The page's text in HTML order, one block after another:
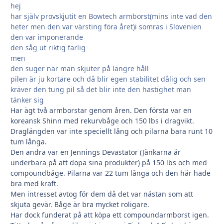
hej
har själv provskjutit en Bowtech armborst(mins inte vad den
heter men den var värsting föra året)i somras i Slovenien
den var imponerande
den såg ut riktig farlig
men
den suger när man skjuter på längre håll
pilen är ju kortare och då blir egen stabilitet dålig och sen
kräver den tung pil så det blir inte den hastighet man
tänker sig
Har ägt två armborstar genom åren. Den första var en
koreansk Shinn med rekurvbåge och 150 lbs i dragvikt.
Draglängden var inte speciellt lång och pilarna bara runt 10
tum långa.
Den andra var en Jennings Devastator (Jänkarna är
underbara på att döpa sina produkter) på 150 lbs och med
compoundbåge. Pilarna var 22 tum långa och den här hade
bra med kraft.
Men intresset avtog för dem då det var nästan som att
skjuta gevär. Båge är bra mycket roligare.
Har dock funderat på att köpa ett compoundarmborst igen.